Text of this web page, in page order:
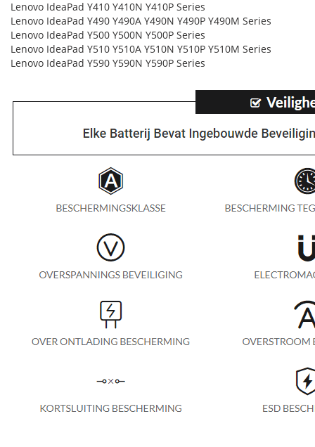
Lenovo IdeaPad Y410 Y410N Y410P Series
Lenovo IdeaPad Y490 Y490A Y490N Y490P Y490M Series
Lenovo IdeaPad Y500 Y500N Y500P Series
Lenovo IdeaPad Y510 Y510A Y510N Y510P Y510M Series
Lenovo IdeaPad Y590 Y590N Y590P Series